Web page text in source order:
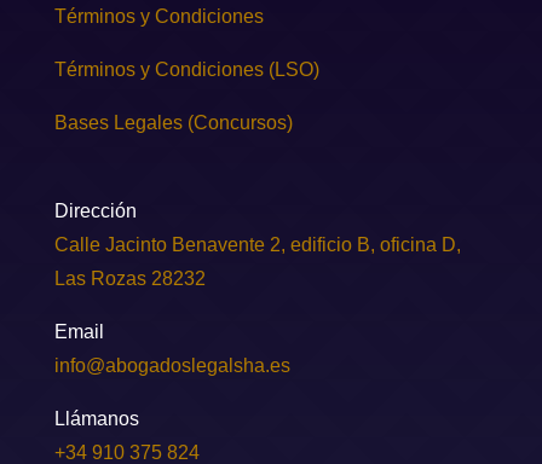
Términos y Condiciones
Términos y Condiciones (LSO)
Bases Legales (Concursos)
Dirección
Calle Jacinto Benavente 2, edificio B, oficina D,
Las Rozas 28232
Email
info@abogadoslegalsha.es
Llámanos
+34 910 375 824